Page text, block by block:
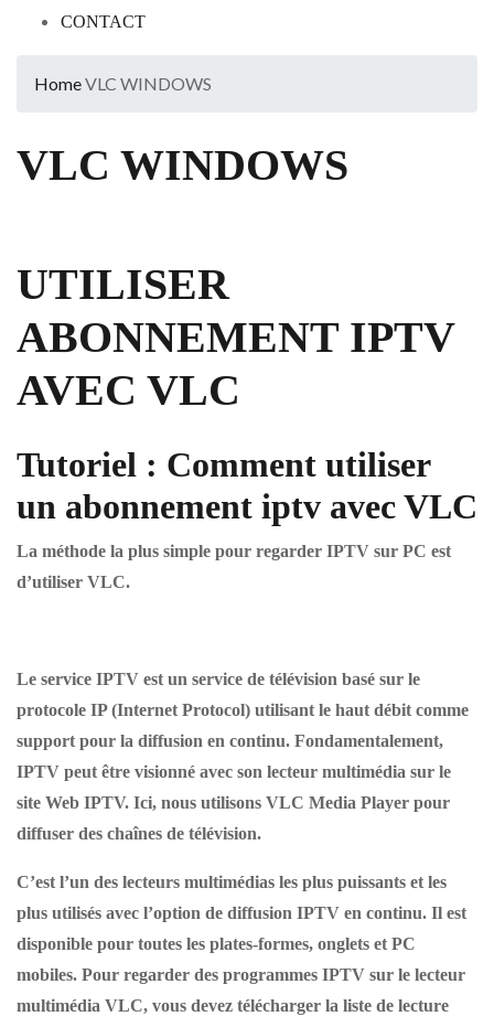
CONTACT
HomeVLC WINDOWS
VLC WINDOWS
UTILISER
ABONNEMENT IPTV
AVEC VLC
Tutoriel : Comment utiliser
un abonnement iptv avec VLC
La méthode la plus simple pour regarder IPTV sur PC est
d’utiliser VLC.
Le service IPTV est un service de télévision basé sur le
protocole IP (Internet Protocol) utilisant le haut débit comme
support pour la diffusion en continu. Fondamentalement,
IPTV peut être visionné avec son lecteur multimédia sur le
site Web IPTV. Ici, nous utilisons VLC Media Player pour
diffuser des chaînes de télévision.
C’est l’un des lecteurs multimédias les plus puissants et les
plus utilisés avec l’option de diffusion IPTV en continu. Il est
disponible pour toutes les plates-formes, onglets et PC
mobiles. Pour regarder des programmes IPTV sur le lecteur
multimédia VLC, vous devez télécharger la liste de lecture